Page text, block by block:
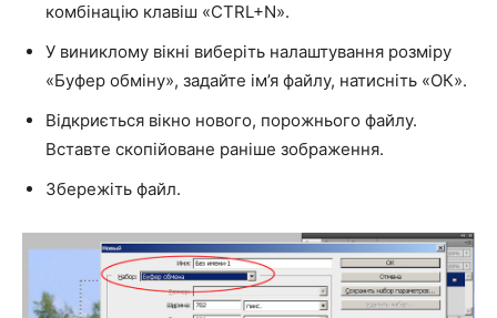
комбінацію клавіш «CTRL+N».
У виниклому вікні виберіть налаштування розміру
«Буфер обміну», задайте ім’я файлу, натисніть «ОК».
Відкриється вікно нового, порожнього файлу.
Вставте скопійоване раніше зображення.
Збережіть файл.